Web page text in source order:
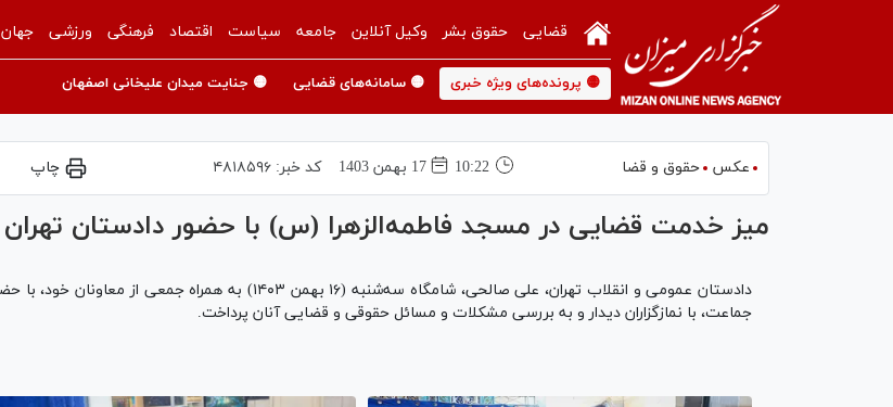
قضایی حقوق بشر وکیل آنلاین جامعه سیاست اقتصاد فرهنگی ورزشی جهان
🟡 پرونده‌های ویژه خبری 🟡 سامانه‌های قضایی 🟡 جنایت میدان علیخانی اصفهان
عکس حقوق و قضا 10:22 17 بهمن 1403 کد خبر: ۴۸۱۸۵۹۶ چاپ
میز خدمت قضایی در مسجد فاطمه‌الزهرا (س) با حضور دادستان تهران
جماعت، با نمازگزاران دیدار و به بررسی مشکلات و مسائل حقوقی و قضایی آنان پرداخت.